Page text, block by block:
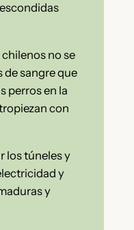
no se
de sangre que
perros en la
con
los túneles y
y
y